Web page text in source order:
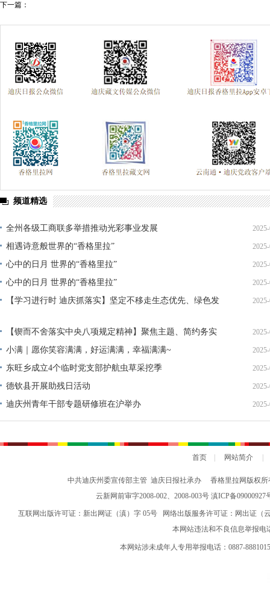
下一篇：
频道精选
全州各级工商联多举措推动光彩事业发展
相遇诗意般世界的“香格里拉”
心中的日月 世界的“香格里拉”
心中的日月 世界的“香格里拉”
【学习进行时 迪庆抓落实】坚定不移走生态优先、绿色发
党组书记、局长 杨勤政
【锲而不舍落实中央八项规定精神】聚焦主题、简约务实
组织好学习教育
小满｜愿你笑容满满，好运满满，幸福满满~
东旺乡成立4个临时党支部护航虫草采挖季
德钦县开展助残日活动
迪庆州青年干部专题研修班在沪举办